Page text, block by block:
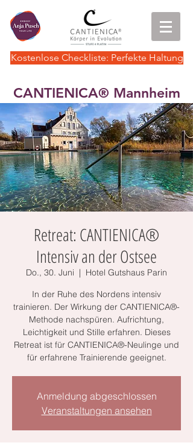
Kostenlose Checkliste: Perfekte Haltung
CANTIENICA® Mannheim
Retreat: CANTIENICA®
Intensiv an der Ostsee
Do., 30. Juni
  |
Hotel Gutshaus Parin
In der Ruhe des Nordens intensiv
trainieren. Der Wirkung der CANTIENICA®-
Methode nachspüren. Aufrichtung,
Leichtigkeit und Stille erfahren. Dieses
Retreat ist für CANTIENICA®-Neulinge und
für erfahrene Trainierende geeignet.
Anmeldung abgeschlossen
Veranstaltungen ansehen